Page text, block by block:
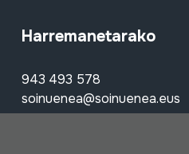
Harremanetarako
943 493 578
soinuenea@soinuenea.eus